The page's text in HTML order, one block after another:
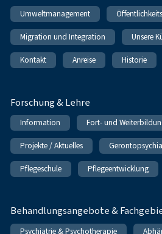
Umweltmanagement
Migration und Integration Unsere
Kontakt Anreise Historie
Forschung & Lehre
Information Fort- und
Projekte / Aktuelles
Pflegeschule Pflegeentwicklung
Behandlungsangebote &
Psychiatrie & Psychotherapie